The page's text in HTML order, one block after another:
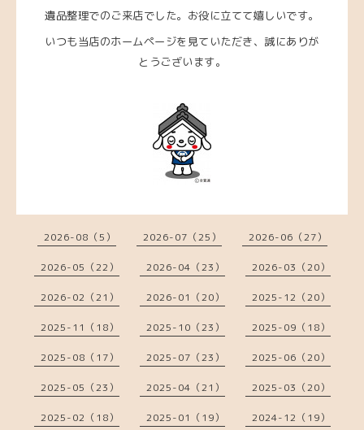
遺品整理でのご来店でした。お役に立てて嬉しいです。
いつも当店のホームページを見ていただき、誠にありが
とうございます。
2026-08（5） 2026-07（25） 2026-06（27）
2026-05（22） 2026-04（23） 2026-03（20）
2026-02（21） 2026-01（20） 2025-12（20）
2025-11（18） 2025-10（23） 2025-09（18）
2025-08（17） 2025-07（23） 2025-06（20）
2025-05（23） 2025-04（21） 2025-03（20）
2025-02（18） 2025-01（19） 2024-12（19）